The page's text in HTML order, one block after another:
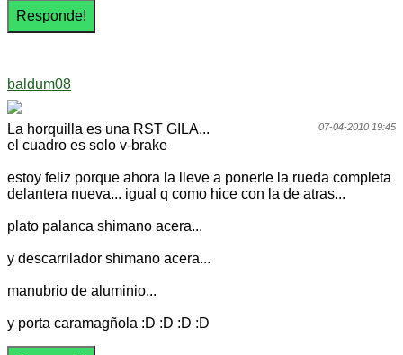
baldum08
07-04-2010 19:45
La horquilla es una RST GILA...
el cuadro es solo v-brake
estoy feliz porque ahora la lleve a ponerle la rueda completa
delantera nueva... igual q como hice con la de atras...
plato palanca shimano acera...
y descarrilador shimano acera...
manubrio de aluminio...
y porta caramagñola :D :D :D :D